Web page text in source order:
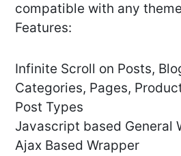
compatible with any
Features:
Infinite Scroll on Posts,
Categories, Pages,
Post Types
Javascript based General
Ajax Based Wrapper